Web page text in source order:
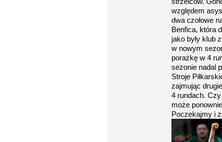
względem
dwa czołowe
Benfica, która
jako były klub
w nowym
porażkę w 4
sezonie nadal
Stroje
zajmując
4 rundach.
może
Poczekajmy i